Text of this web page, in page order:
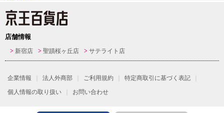
店舗情報
新宿店 聖蹟桜ヶ丘店 サテライト店
企業情報 法人外商部 ご利用規約
特定商取引に基づく表記
個人情報の取り扱い
お問い合わせ